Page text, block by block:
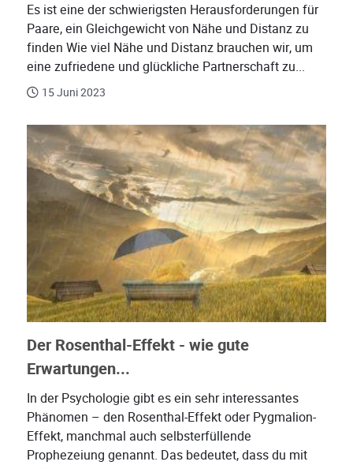
Es ist eine der schwierigsten Herausforderungen für
Paare, ein Gleichgewicht von Nähe und Distanz zu
finden Wie viel Nähe und Distanz brauchen wir, um
eine zufriedene und glückliche Partnerschaft zu...
15 Juni 2023
Der Rosenthal-Effekt - wie gute
Erwartungen...
In der Psychologie gibt es ein sehr interessantes
Phänomen – den Rosenthal-Effekt oder Pygmalion-
Effekt, manchmal auch selbsterfüllende
Prophezeiung genannt. Das bedeutet, dass du mit